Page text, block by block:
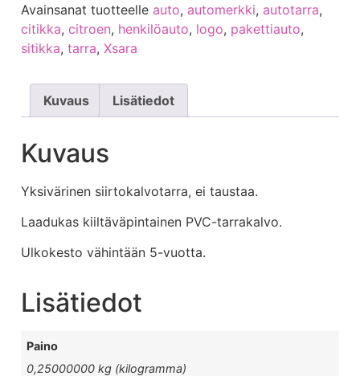
Avainsanat tuotteelle auto, automerkki, autotarra,
citikka, citroen, henkilöauto, logo, pakettiauto,
sitikka, tarra, Xsara
Kuvaus Lisätiedot
Kuvaus
Yksivärinen siirtokalvotarra, ei taustaa.
Laadukas kiiltäväpintainen PVC-tarrakalvo.
Ulkokesto vähintään 5-vuotta.
Lisätiedot
Paino
0,25000000 kg (kilogramma)